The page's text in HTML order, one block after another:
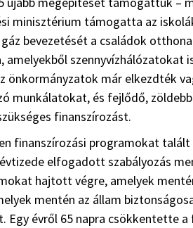
minisztérium támogatta az
bevezetését a családok
szennyvízhálózatokat
már elkezdték
munkálatokat, és fejlődő,
finanszírozást.
finanszírozási programokat
elfogadott szabályozás
hajtott végre, amelyek
mentén az állam
Egy évről 65 napra csökkentette